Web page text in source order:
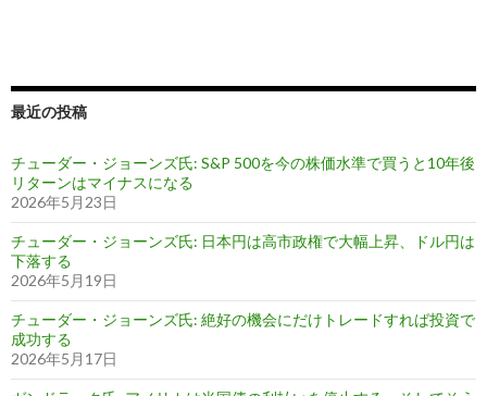
最近の投稿
チューダー・ジョーンズ氏: S&P 500を今の株価水準で買うと10年後
リターンはマイナスになる
2026年5月23日
チューダー・ジョーンズ氏: 日本円は高市政権で大幅上昇、ドル円は
下落する
2026年5月19日
チューダー・ジョーンズ氏: 絶好の機会にだけトレードすれば投資で
成功する
2026年5月17日